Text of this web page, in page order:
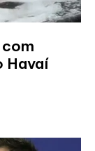
Havaí